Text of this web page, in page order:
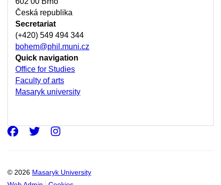
Česká republika
Secretariat
(+420) 549 494 344
bohem@phil.muni.cz
Quick navigation
Office for Studies
Faculty of arts
Masaryk university
© 2026 Masaryk University
Facebook
Twitter
Instagram